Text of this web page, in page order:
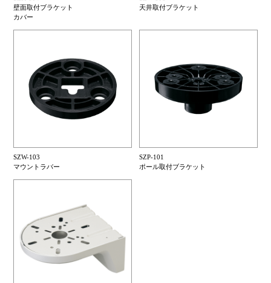
壁面取付ブラケット
カバー
天井取付ブラケット
SZW-103
マウントラバー
SZP-101
ポール取付ブラケット